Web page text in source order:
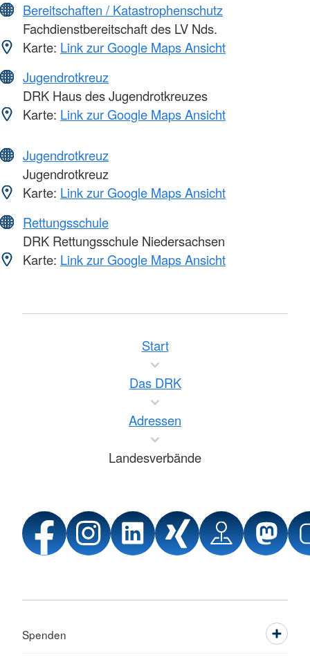
Bereitschaften / Katastrophenschutz
Fachdienstbereitschaft des LV Nds.
Karte: Link zur Google Maps Ansicht
Jugendrotkreuz
DRK Haus des Jugendrotkreuzes
Karte: Link zur Google Maps Ansicht
Jugendrotkreuz
Jugendrotkreuz
Karte: Link zur Google Maps Ansicht
Rettungsschule
DRK Rettungsschule Niedersachsen
Karte: Link zur Google Maps Ansicht
Start
Das DRK
Adressen
Landesverbände
Spenden